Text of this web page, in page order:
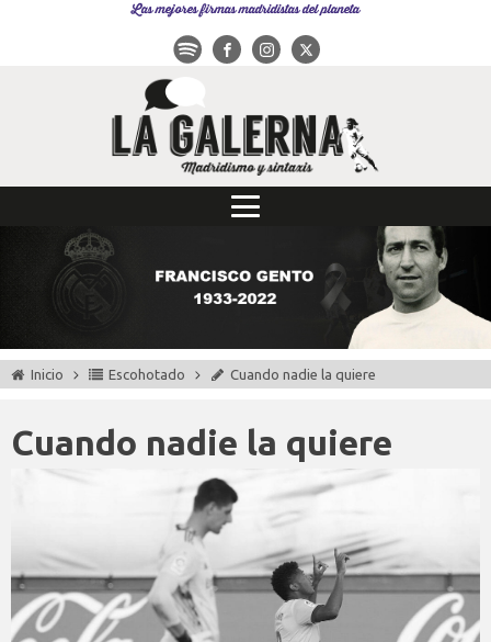
Las mejores firmas madridistas del planeta
Inicio Escohotado Cuando nadie la quiere
Cuando nadie la quiere